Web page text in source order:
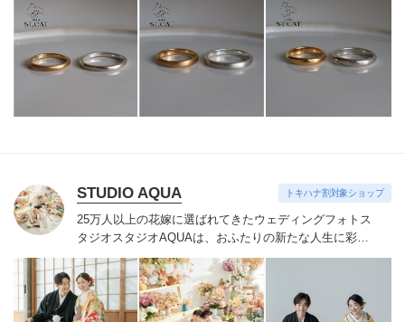
別なものだからって、無理にキラキラしてなくても良い
と思うのです。普段の着こなしに合わせて、ファッショ
ンリングのように楽しんでもらいたいから、作っている
のは手作業の有機的な歪みを効かせたナチュラルモダン
STUDIO AQUA トキハナ割対象ショップ
25万人以上の花嫁に選ばれてきたウェディングフォトス
タジオ スタジオAQUAは、おふたりの新たな人生に彩り
を添える“最高のウェディングフォト”のお手伝いをさせ
ていただきます。1枚の写真のチカラを信じて